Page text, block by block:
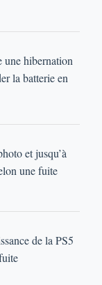
hibernation
la batterie en
et jusqu’à
une fuite
de la PS5